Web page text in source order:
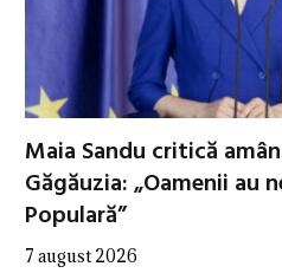
Maia Sandu critică
Găgăuzia: „Oamenii au
Populară”
7 august 2026